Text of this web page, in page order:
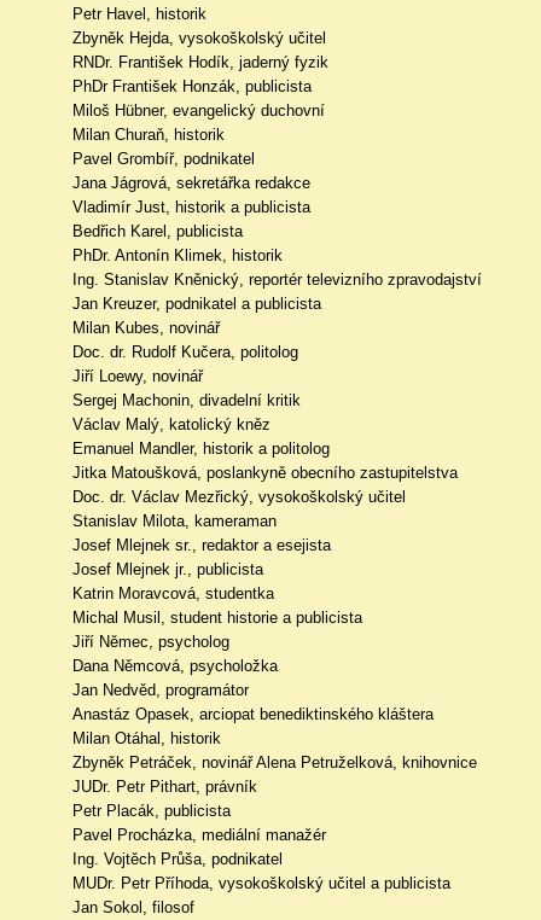
Petr Havel, historik
Zbyněk Hejda, vysokoškolský učitel
RNDr. František Hodík, jaderný fyzik
PhDr František Honzák, publicista
Miloš Hübner, evangelický duchovní
Milan Churaň, historik
Pavel Grombíř, podnikatel
Jana Jágrová, sekretářka redakce
Vladimír Just, historik a publicista
Bedřich Karel, publicista
PhDr. Antonín Klimek, historik
Ing. Stanislav Kněnický, reportér televizního zpravodajství
Jan Kreuzer, podnikatel a publicista
Milan Kubes, novinář
Doc. dr. Rudolf Kučera, politolog
Jiří Loewy, novinář
Sergej Machonin, divadelní kritik
Václav Malý, katolický kněz
Emanuel Mandler, historik a politolog
Jitka Matoušková, poslankyně obecního zastupitelstva
Doc. dr. Václav Mezřický, vysokoškolský učitel
Stanislav Milota, kameraman
Josef Mlejnek sr., redaktor a esejista
Josef Mlejnek jr., publicista
Katrin Moravcová, studentka
Michal Musil, student historie a publicista
Jiří Němec, psycholog
Dana Němcová, psycholožka
Jan Nedvěd, programátor
Anastáz Opasek, arciopat benediktinského kláštera
Milan Otáhal, historik
Zbyněk Petráček, novinář Alena Petruželková, knihovnice
JUDr. Petr Pithart, právník
Petr Placák, publicista
Pavel Procházka, mediální manažér
Ing. Vojtěch Průša, podnikatel
MUDr. Petr Příhoda, vysokoškolský učitel a publicista
Jan Sokol, filosof